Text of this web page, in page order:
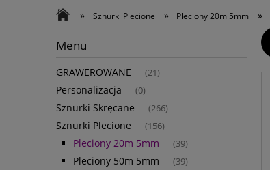
» Sznurki Plecione » Pleciony 20m 5mm »
Menu
GRAWEROWANE (21)
Personalizacja (0)
Sznurki Skręcane (266)
Sznurki Plecione (156)
Pleciony 20m 5mm (39)
Pleciony 50m 5mm (39)